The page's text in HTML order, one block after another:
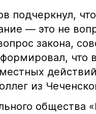
подчеркнул,
— это не
закона,
что
из
общества